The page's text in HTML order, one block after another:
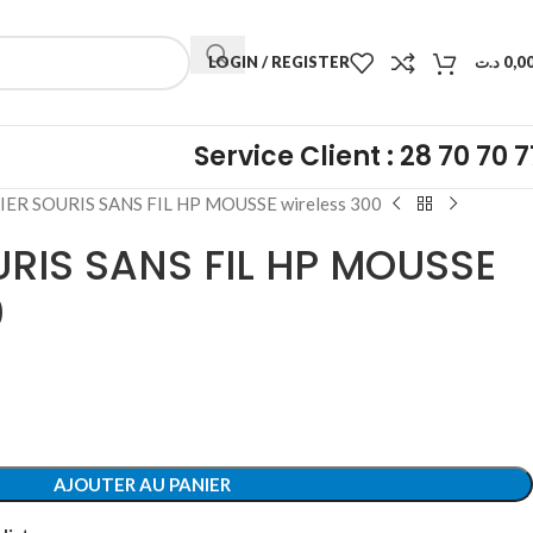
LOGIN / REGISTER د.ت
Service Client : 28 70 70
SOURIS SANS FIL HP MOUSSE wireless 300
SANS FIL HP MOUSSE
AJOUTER AU PANIER